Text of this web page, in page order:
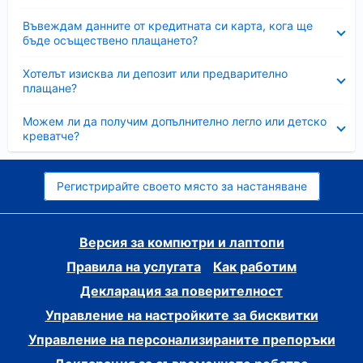
Въвеждам данните от кредитната си карта, кога ще
бъде осъществено плащането?
Хотелът изисква ли депозит или предварително
плащане?
Можем ли да получим допълнително легло или детско
креватче?
Регистрирайте своето място за настаняване
Версия за компютри и лаптопи
Правила на услугата
Как работим
Декларация за поверителност
Управление на настройките за бисквитки
Управление на персонализираните препоръки